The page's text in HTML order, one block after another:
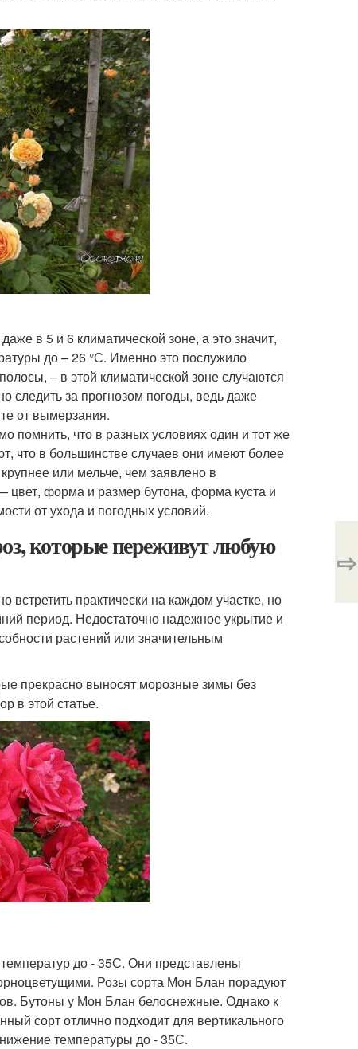
в 5 и 6 климатической зоне, а это значит,
до – 26 °С. Именно это послужило
– в этой климатической зоне случаются
следить за прогнозом погоды, ведь даже
от вымерзания.
помнить, что в разных условиях один и тот же
что в большинстве случаев они имеют более
или мельче, чем заявлено в
цвет, форма и размер бутона, форма куста и
от ухода и погодных условий.
которые переживут любую
практически на каждом участке, но
период. Недостаточно надежное укрытие и
растений или значительным
прекрасно выносят морозные зимы без
в этой статье.
до - 35С. Они представлены
Розы сорта Мон Блан порадуют
Бутоны у Мон Блан белоснежные. Однако к
сорт отлично подходит для вертикального
температуры до - 35С.
⇨